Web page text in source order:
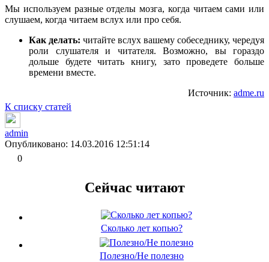
Мы используем разные отделы мозга, когда читаем сами или
слушаем, когда читаем вслух или про себя.
Как делать: читайте вслух вашему собеседнику, чередуя
роли слушателя и читателя. Возможно, вы гораздо
дольше будете читать книгу, зато проведете больше
времени вместе.
Источник: adme.ru
К списку статей
admin
Опубликовано: 14.03.2016 12:51:14
0
Сейчас читают
Сколько лет копью?
Полезно/Не полезно